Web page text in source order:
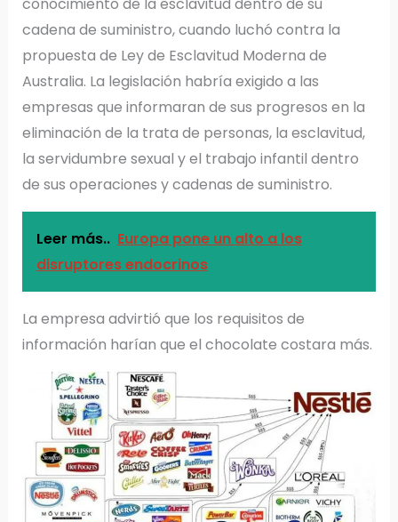
cadena de suministro, cuando luchó contra la
propuesta de Ley de Esclavitud Moderna de
Australia. La legislación habría exigido a las
empresas que informaran de sus progresos en la
eliminación de la trata de personas, la esclavitud,
la servidumbre sexual y el trabajo infantil dentro
de sus operaciones y cadenas de suministro.
Leer más.. Europa pone un alto a los
disruptores endocrinos
La empresa advirtió que los requisitos de
información harían que el chocolate costara más.